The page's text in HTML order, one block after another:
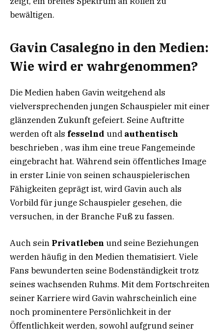
bewältigen.
Gavin Casalegno in den Medien:
Wie wird er wahrgenommen?
Die Medien haben Gavin weitgehend als
vielversprechenden jungen Schauspieler mit einer
glänzenden Zukunft gefeiert. Seine Auftritte
werden oft als fesselnd und authentisch
beschrieben , was ihm eine treue Fangemeinde
eingebracht hat. Während sein öffentliches Image
in erster Linie von seinen schauspielerischen
Fähigkeiten geprägt ist, wird Gavin auch als
Vorbild für junge Schauspieler gesehen, die
versuchen, in der Branche Fuß zu fassen.
Auch sein Privatleben und seine Beziehungen
werden häufig in den Medien thematisiert. Viele
Fans bewunderten seine Bodenständigkeit trotz
seines wachsenden Ruhms. Mit dem Fortschreiten
seiner Karriere wird Gavin wahrscheinlich eine
noch prominentere Persönlichkeit in der
Öffentlichkeit werden, sowohl aufgrund seiner